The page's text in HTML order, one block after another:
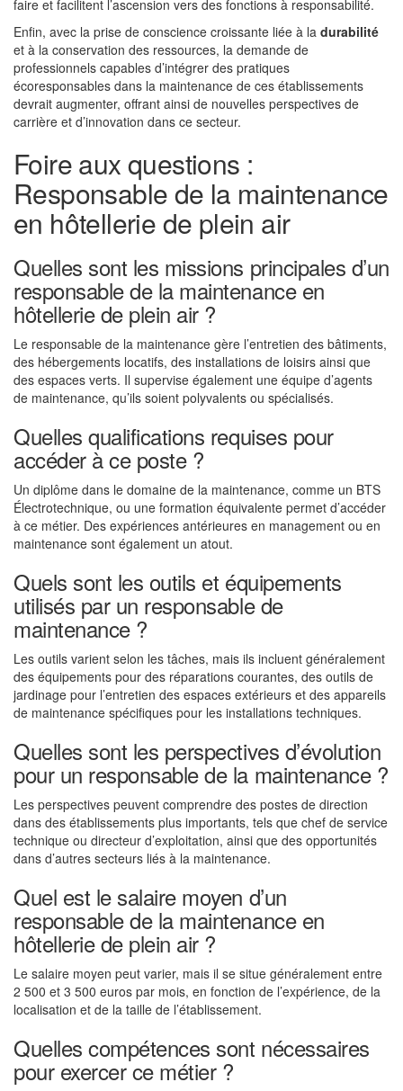
faire et facilitent l’ascension vers des fonctions à responsabilité.
Enfin, avec la prise de conscience croissante liée à la durabilité
et à la conservation des ressources, la demande de
professionnels capables d’intégrer des pratiques
écoresponsables dans la maintenance de ces établissements
devrait augmenter, offrant ainsi de nouvelles perspectives de
carrière et d’innovation dans ce secteur.
Foire aux questions :
Responsable de la maintenance
en hôtellerie de plein air
Quelles sont les missions principales d’un
responsable de la maintenance en
hôtellerie de plein air ?
Le responsable de la maintenance gère l’entretien des bâtiments,
des hébergements locatifs, des installations de loisirs ainsi que
des espaces verts. Il supervise également une équipe d’agents
de maintenance, qu’ils soient polyvalents ou spécialisés.
Quelles qualifications requises pour
accéder à ce poste ?
Un diplôme dans le domaine de la maintenance, comme un BTS
Électrotechnique, ou une formation équivalente permet d’accéder
à ce métier. Des expériences antérieures en management ou en
maintenance sont également un atout.
Quels sont les outils et équipements
utilisés par un responsable de
maintenance ?
Les outils varient selon les tâches, mais ils incluent généralement
des équipements pour des réparations courantes, des outils de
jardinage pour l’entretien des espaces extérieurs et des appareils
de maintenance spécifiques pour les installations techniques.
Quelles sont les perspectives d’évolution
pour un responsable de la maintenance ?
Les perspectives peuvent comprendre des postes de direction
dans des établissements plus importants, tels que chef de service
technique ou directeur d’exploitation, ainsi que des opportunités
dans d’autres secteurs liés à la maintenance.
Quel est le salaire moyen d’un
responsable de la maintenance en
hôtellerie de plein air ?
Le salaire moyen peut varier, mais il se situe généralement entre
2 500 et 3 500 euros par mois, en fonction de l’expérience, de la
localisation et de la taille de l’établissement.
Quelles compétences sont nécessaires
pour exercer ce métier ?